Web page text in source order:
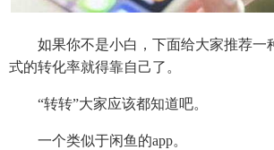
如果你不是小白，下面给大家推荐一
式的转化率就得靠自己了。
“转转”大家应该都知道吧。
一个类似于闲鱼的app。